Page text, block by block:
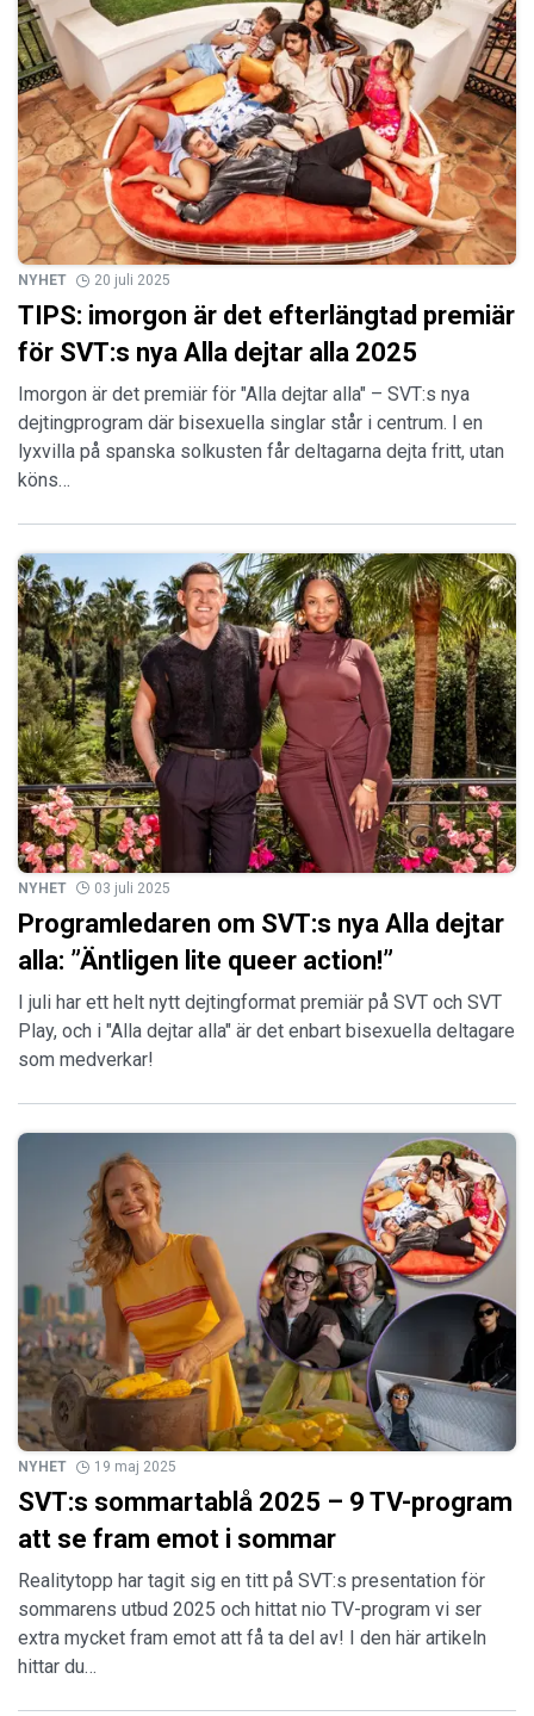
NYHET 20 juli 2025
TIPS: imorgon är det efterlängtad premiär
för SVT:s nya Alla dejtar alla 2025
Imorgon är det premiär för "Alla dejtar alla" – SVT:s nya
dejtingprogram där bisexuella singlar står i centrum. I en
lyxvilla på spanska solkusten får deltagarna dejta fritt, utan
köns…
NYHET 03 juli 2025
Programledaren om SVT:s nya Alla dejtar
alla: ”Äntligen lite queer action!”
I juli har ett helt nytt dejtingformat premiär på SVT och SVT
Play, och i "Alla dejtar alla" är det enbart bisexuella deltagare
som medverkar!
NYHET 19 maj 2025
SVT:s sommartablå 2025 – 9 TV-program
att se fram emot i sommar
Realitytopp har tagit sig en titt på SVT:s presentation för
sommarens utbud 2025 och hittat nio TV-program vi ser
extra mycket fram emot att få ta del av! I den här artikeln
hittar du…